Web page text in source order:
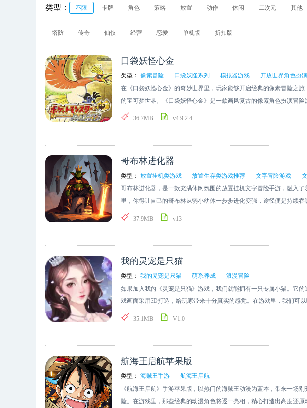
类型： 不限 卡牌 角色 策略 放置 动作 休闲 二次元 其他
塔防 传奇 仙侠 经营 恋爱 单机版 折扣版
口袋妖怪心金
类型： 像素冒险 口袋妖怪系列 模拟器游戏
开放世界角色扮
在《口袋妖怪心金》的奇妙世界里，玩家能够开启经典的像素冒险之旅
的宝可梦世界。《口袋妖怪心金》是一款画风复古的像素角色扮演冒险
来自若叶镇的新手训练家，从空木博士提供的三只初始宝可梦之中挑选
金》后，点击“START”，就能正式开启冒险。 2、玩家可根据需要选择
读，也可跳过说明快速游玩。 3、玩家需要选择喜欢的角色形象，陪伴
进入游戏后，玩家需要操控角色前往不同的地图场景，开始冒险故事。
NPC进行对话互动，并有机会获得剧情线索或是稀有奖励。 口袋妖怪心
程中，玩家能够结识专属的精灵伙伴，与之携手踏上全新的冒险征程。
尾换火之石。 2、当玩家完成任务后，能够去36号路电话装置点领取火
会拿第一，就有机会拿到火之石当奖励。 4、参与竞技巨蛋比赛，周日
2500P兑换火之石。 5、在多多罗铁工厂完成任务，也能顺利拿到火之
岩蛇怎么进化大钢蛇 1、在口袋妖怪游戏中吗，大岩蛇的进化与它的能
大岩蛇进化成大钢蛇。 2、通信就是和其他玩家交换彼此的宝可梦，在
伍。 2、挑战道馆馆主，赢得徽章，踏上最强的冠军之路。 3、通过战
旅途中不断成长，变得更加强大。 4、收集口袋妖怪图鉴，探索神秘的
惊喜的挑战。 口袋妖怪心金推荐原因 1、完美复刻原作系列的核心玩法
和互动体验。 2、采用像素风格画面，还原经典冒险氛围，让玩家感受
了多种挑战模式，既能自由探索，也能与NPC进行对战互动。 4、设有
36.7MB v4.9.2.4
哥布林进化器
类型： 放置挂机类游戏 放置生存类游戏推荐 文字冒险游戏
哥布林进化器，是一款充满休闲氛围的放置挂机文字冒险手游，融入了
里，你得让自己的哥布林从弱小幼体一步步进化变强，途径便是持续吞
物，同时还要掌握新技能、提升各项属性。看着自家的小哥布林慢慢成
能。 4. 玩家运用所获取的资源来升级哥布林的技能，进而提高它的各项
转，哥布林在持续的进化升级过程中，各项数值节节攀升，玩家由此尽
的乐趣。 哥布林进化器手游攻略： 1在游戏里，玩家能够操控哥布林这
进化。每当进化完成，该角色不但会拥有全新的外观，而且会解锁新的
为后续的挑战给予更强大的支持。而升级和进化需要不断地吞噬其他魔
自己的角色在战斗中越来越强大，这种指数级的增长将带来极大的满足
游戏特色： 1. 数据可视化，让你能直观看到哥布林与魔物的各类属性数
法，从幼体开始通过不断吞噬可以逐渐升级和进化你的哥布林。 3. 策
增强人物数值，还要根据敌人属性不断改变战术。 哥布林进化器游戏
37.9MB v13
我的灵宠是只猫
类型： 我的灵宠是只猫 萌系养成
浪漫冒险
如果加入我的《灵宠是只猫》游戏，我们就能拥有一只专属小猫。它的
戏画面采用3D打造，给玩家带来十分真实的感觉。在游戏里，我们可
它一起玩耍，游戏的自由度超高，能带来诸多欢乐体验。随着游戏的推
点： 1.挑战成功后，您将获得奖励并展示您的真实实力。 2.玩家将成为
主角，和自己的猫一起探索。 3.在这里，您可以尝试不同的训练方法，
灵宠是只猫》小编简评： 游戏不仅画风浪漫治愈，更具有简单的操作
的玩家都可以轻松上手玩耍，更能够拥有很好的视觉感受，小猫成长的
35.1MB V1.0
航海王启航苹果版
类型： 海贼王手游
航海王启航
《航海王启航》手游苹果版，以热门的海贼王动漫为蓝本，带来一场别
险。在游戏里，那些经典的动漫角色将逐一亮相，精心打造出高度还原